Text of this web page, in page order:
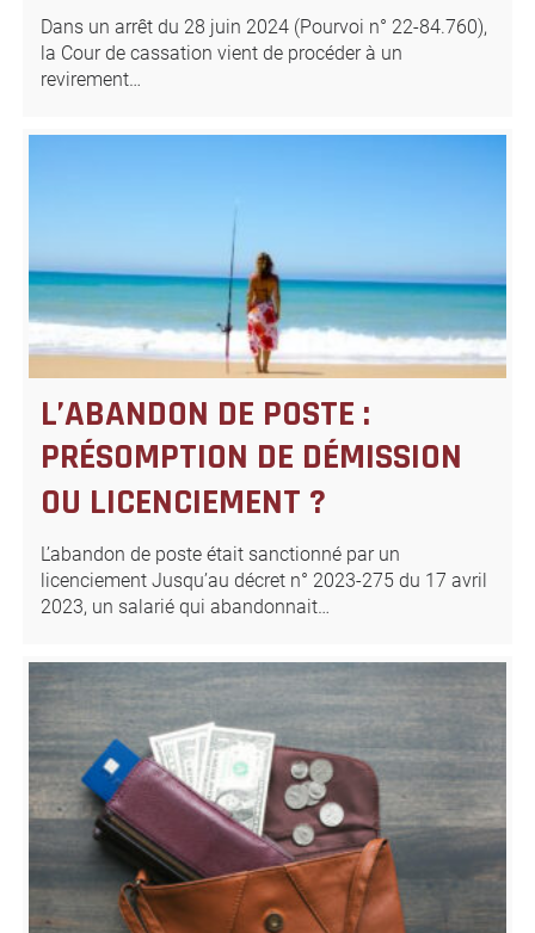
Dans un arrêt du 28 juin 2024 (Pourvoi n° 22-84.760),
la Cour de cassation vient de procéder à un
revirement…
L’ABANDON DE POSTE :
PRÉSOMPTION DE DÉMISSION
OU LICENCIEMENT ?
L’abandon de poste était sanctionné par un
licenciement Jusqu’au décret n° 2023-275 du 17 avril
2023, un salarié qui abandonnait…